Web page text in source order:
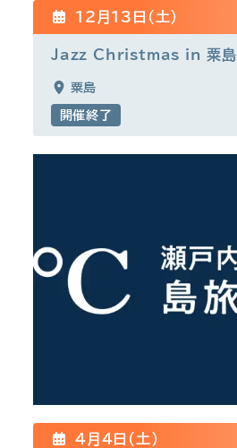
12月13日(土)
Jazz Christmas in 粟島
粟島
開催終了
4月4日(土)